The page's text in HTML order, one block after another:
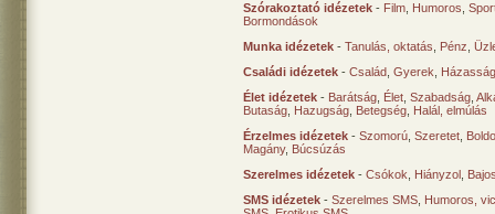
Szórakoztató idézetek - Film Humoros
Bormondások
Munka idézetek - Tanulás, oktatás Pénz
Családi idézetek - Család Gyerek
Élet idézetek - Barátság Élet Szabadság
Butaság Hazugság Betegség Halál, elmúlás
Érzelmes idézetek - Szomorú Szeretet
Magány, Búcsúzás
Szerelmes idézetek - Csókok Hiányzol
SMS idézetek - Szerelmes SMS Humoros,